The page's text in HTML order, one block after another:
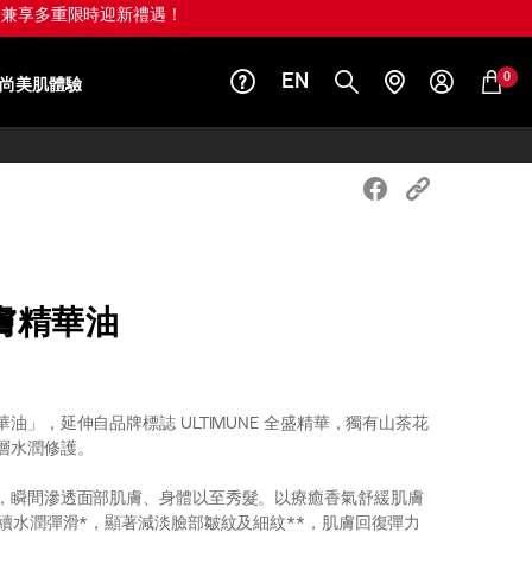
HK$1,010)！
美肌體驗 EN 0
精華油
油」，延伸自品牌標誌 ULTIMUNE 全盛精華，獨有山茶花
水潤修護。
瞬間滲透面部肌膚、身體以至秀髮。以療癒香氣舒緩肌膚
水潤彈滑*，顯著減淡臉部皺紋及細紋**，肌膚回復彈力